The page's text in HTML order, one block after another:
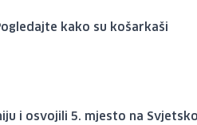
kako su košarkaši
i osvojili 5. mjesto na